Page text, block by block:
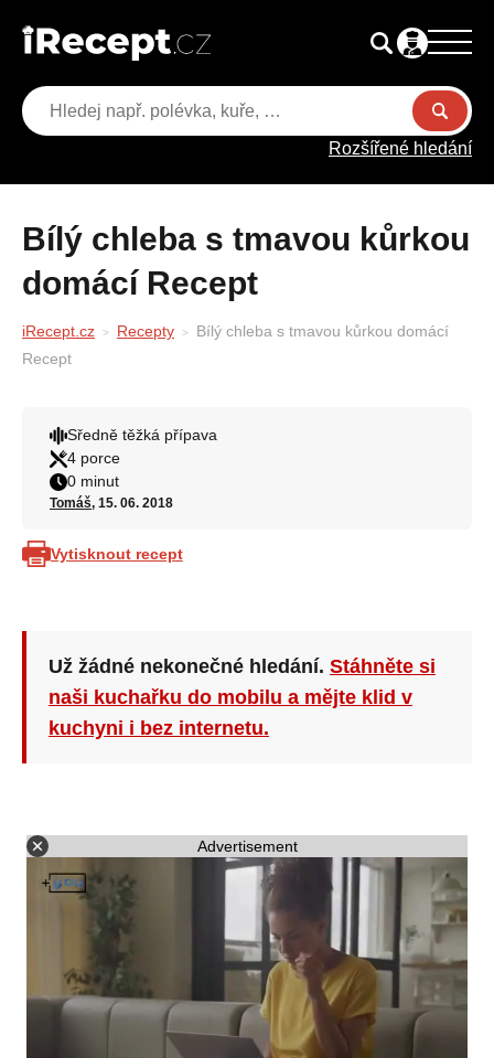
Rozšířené hledání
Bílý chleba s tmavou kůrkou
domácí Recept
iRecept.cz Recepty
Bílý chleba s tmavou kůrkou domácí
Recept
Sředně těžká přípava
4 porce
0 minut
Tomáš, 15. 06. 2018
Vytisknout recept
Už žádné nekonečné hledání. Stáhněte si
naši kuchařku do mobilu a mějte klid v
kuchyni i bez internetu.
Advertisement